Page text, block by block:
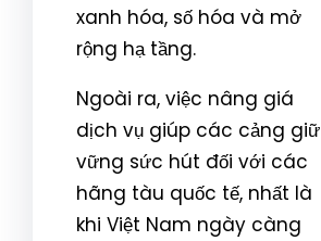
xanh hóa, số hóa và mở
rộng hạ tầng.
Ngoài ra, việc nâng giá
dịch vụ giúp các cảng giữ
vững sức hút đối với các
hãng tàu quốc tế, nhất là
khi Việt Nam ngày càng